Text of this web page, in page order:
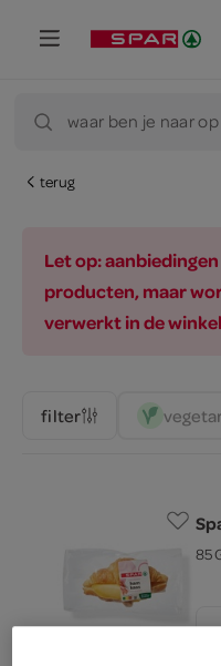
waar ben je naar
terug
Let op:
producten, maar
verwerkt in de
filter
85
2.